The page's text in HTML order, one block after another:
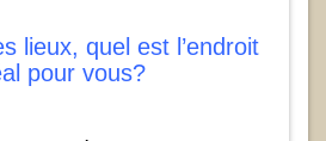
lieux, quel est l’endroit
pour vous?